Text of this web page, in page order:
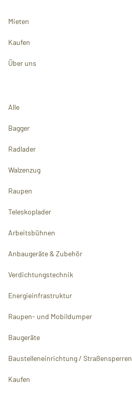
Mieten
Kaufen
Über uns
Alle
Bagger
Radlader
Walzenzug
Raupen
Teleskoplader
Arbeitsbühnen
Anbaugeräte & Zubehör
Verdichtungstechnik
Energieinfrastruktur
Raupen- und Mobildumper
Baugeräte
Baustelleneinrichtung / Straßensperren
Kaufen